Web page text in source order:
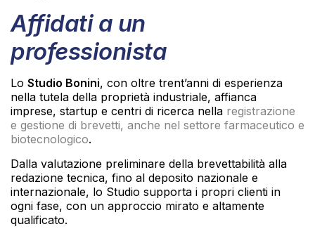
Affidati a un
professionista
Lo Studio Bonini, con oltre trent’anni di esperienza
nella tutela della proprietà industriale, affianca
imprese, startup e centri di ricerca nella registrazione
e gestione di brevetti, anche nel settore farmaceutico e
biotecnologico.
Dalla valutazione preliminare della brevettabilità alla
redazione tecnica, fino al deposito nazionale e
internazionale, lo Studio supporta i propri clienti in
ogni fase, con un approccio mirato e altamente
qualificato.